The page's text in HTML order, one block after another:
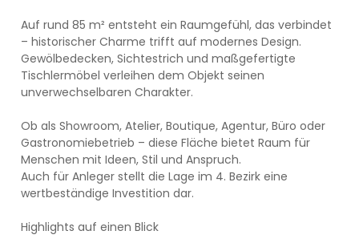
Auf rund 85 m² entsteht ein Raumgefühl, das verbindet
– historischer Charme trifft auf modernes Design.
Gewölbedecken, Sichtestrich und maßgefertigte
Tischlermöbel verleihen dem Objekt seinen
unverwechselbaren Charakter.
Ob als Showroom, Atelier, Boutique, Agentur, Büro oder
Gastronomiebetrieb – diese Fläche bietet Raum für
Menschen mit Ideen, Stil und Anspruch.
Auch für Anleger stellt die Lage im 4. Bezirk eine
wertbeständige Investition dar.
Highlights auf einen Blick